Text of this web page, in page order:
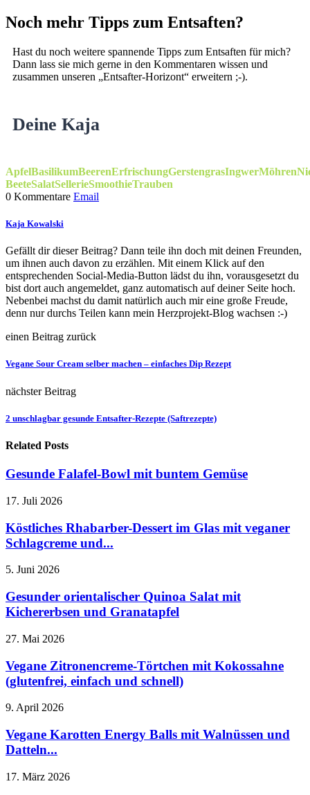
Noch mehr Tipps zum Entsaften?
Hast du noch weitere spannende Tipps zum Entsaften für mich?
Dann lass sie mich gerne in den Kommentaren wissen und
zusammen unseren „Entsafter-Horizont“ erweitern ;-).
Deine Kaja
ApfelBasilikumBeerenErfrischungGerstengrasIngwerMöhren
BeeteSalatSellerieSmoothieTrauben
0 Kommentare Email
Kaja Kowalski
Gefällt dir dieser Beitrag? Dann teile ihn doch mit deinen Freunden,
um ihnen auch davon zu erzählen. Mit einem Klick auf den
entsprechenden Social-Media-Button lädst du ihn, vorausgesetzt du
bist dort auch angemeldet, ganz automatisch auf deiner Seite hoch.
Nebenbei machst du damit natürlich auch mir eine große Freude,
denn nur durchs Teilen kann mein Herzprojekt-Blog wachsen :-)
einen Beitrag zurück
Vegane Sour Cream selber machen – einfaches Dip Rezept
nächster Beitrag
2 unschlagbar gesunde Entsafter-Rezepte (Saftrezepte)
Related Posts
Gesunde Falafel-Bowl mit buntem Gemüse
17. Juli 2026
Köstliches Rhabarber-Dessert im Glas mit veganer
Schlagcreme und...
5. Juni 2026
Gesunder orientalischer Quinoa Salat mit
Kichererbsen und Granatapfel
27. Mai 2026
Vegane Zitronencreme-Törtchen mit Kokossahne
(glutenfrei, einfach und schnell)
9. April 2026
Vegane Karotten Energy Balls mit Walnüssen und
Datteln...
17. März 2026